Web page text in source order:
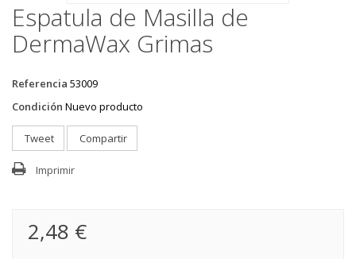
Espatula de Masilla de
DermaWax Grimas
Referencia 53009
Condición Nuevo producto
Tweet Compartir
Imprimir
2,48 €